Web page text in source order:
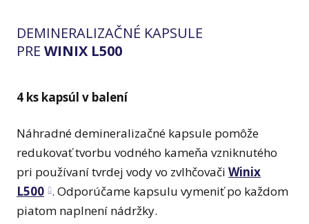
DEMINERALIZAČNÉ KAPSULE
PRE WINIX L500
4 ks kapsúl v balení
Náhradné demineralizačné kapsule pomôže
redukovať tvorbu vodného kameňa vzniknutého
pri používaní tvrdej vody vo zvlhčovači Winix
L500 . Odporúčame kapsulu vymeniť po každom
piatom naplnení nádržky.